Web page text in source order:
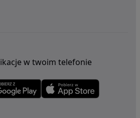
w twoim telefonie